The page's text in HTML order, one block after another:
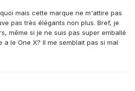
mais cette marque ne m'attire pas
pas très élégants non plus. Bref, je
même si je ne suis pas super emballé
le One X? Il me semblait pas si mal